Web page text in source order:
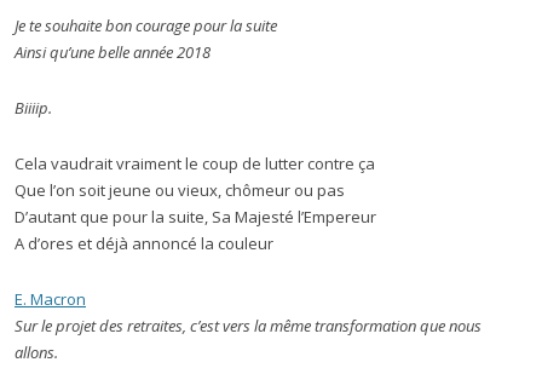
Je te souhaite bon courage pour la suite
Ainsi qu’une belle année 2018
Biiiip.
Cela vaudrait vraiment le coup de lutter contre ça
Que l’on soit jeune ou vieux, chômeur ou pas
D’autant que pour la suite, Sa Majesté l’Empereur
A d’ores et déjà annoncé la couleur
E. Macron
Sur le projet des retraites, c’est vers la même transformation que nous
allons.